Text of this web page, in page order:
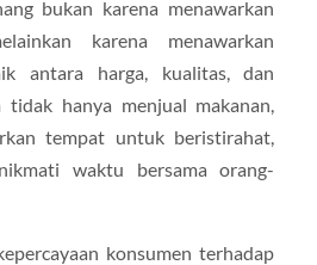
bukan karena menawarkan
karena menawarkan
antara harga, kualitas, dan
tidak hanya menjual makanan,
tempat untuk beristirahat,
waktu bersama orang-
konsumen terhadap